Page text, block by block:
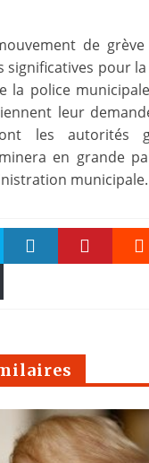
de
significatives pour
la police
leur
les autorités
en grande
municipale.